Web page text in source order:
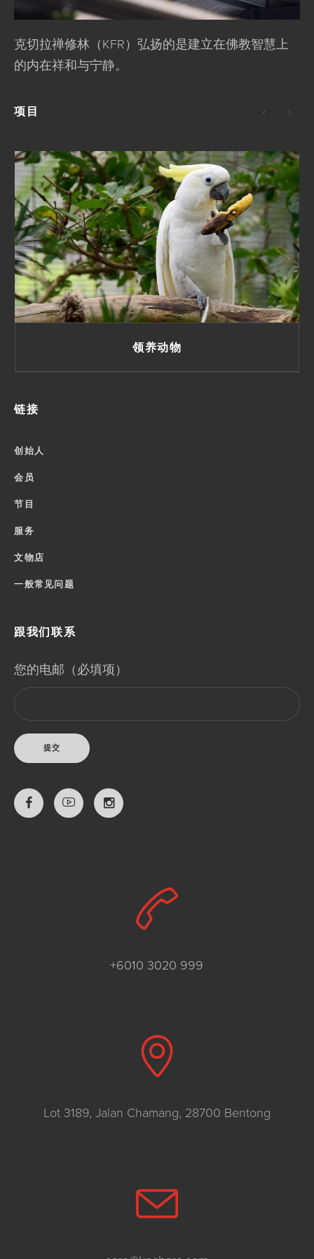
克切拉禅修林（KFR）弘扬的是建立在佛教智慧上
的内在祥和与宁静。
项目
领养动物
链接
创始人
会员
节目
服务
文物店
一般常见问题
跟我们联系
您的电邮（必填项）
+6010 3020 999
Lot 3189, Jalan Chamang, 28700 Bentong